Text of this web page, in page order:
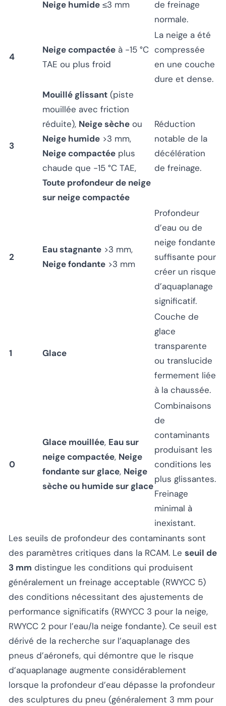
Neige humide ≤3 mm
de freinage
normale.
4
Neige compactée à -15 °C
TAE ou plus froid
La neige a été
compressée
en une couche
dure et dense.
3
Mouillé glissant (piste
mouillée avec friction
réduite), Neige sèche ou
Neige humide >3 mm,
Neige compactée plus
chaude que -15 °C TAE,
Toute profondeur de neige
sur neige compactée
Réduction
notable de la
décélération
de freinage.
2
Eau stagnante >3 mm,
Neige fondante >3 mm
Profondeur
d’eau ou de
neige fondante
suffisante pour
créer un risque
d’aquaplanage
significatif.
1 Glace
Couche de
glace
transparente
ou translucide
fermement liée
à la chaussée.
0
Glace mouillée, Eau sur
neige compactée, Neige
fondante sur glace, Neige
sèche ou humide sur glace
Combinaisons
de
contaminants
produisant les
conditions les
plus glissantes.
Freinage
minimal à
inexistant.
Les seuils de profondeur des contaminants sont
des paramètres critiques dans la RCAM. Le seuil de
3 mm distingue les conditions qui produisent
généralement un freinage acceptable (RWYCC 5)
des conditions nécessitant des ajustements de
performance significatifs (RWYCC 3 pour la neige,
RWYCC 2 pour l’eau/la neige fondante). Ce seuil est
dérivé de la recherche sur l’aquaplanage des
pneus d’aéronefs, qui démontre que le risque
d’aquaplanage augmente considérablement
lorsque la profondeur d’eau dépasse la profondeur
des sculptures du pneu (généralement 3 mm pour